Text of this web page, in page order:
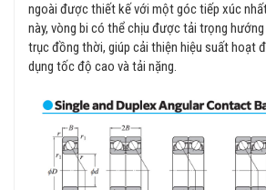
ngoài được thiết kế với một góc tiếp xúc
này, vòng bi có thể chịu được tải trọng
trục đồng thời, giúp cải thiện hiệu suất hoạt
dụng tốc độ cao và tải nặng.